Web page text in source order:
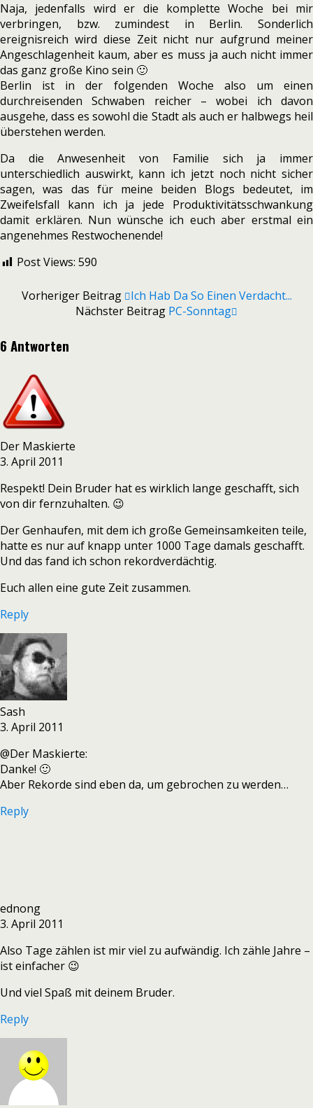
Naja, jedenfalls wird er die komplette Woche bei mir
verbringen, bzw. zumindest in Berlin. Sonderlich
ereignisreich wird diese Zeit nicht nur aufgrund meiner
Angeschlagenheit kaum, aber es muss ja auch nicht immer
das ganz große Kino sein 🙂
Berlin ist in der folgenden Woche also um einen
durchreisenden Schwaben reicher – wobei ich davon
ausgehe, dass es sowohl die Stadt als auch er halbwegs heil
überstehen werden.
Da die Anwesenheit von Familie sich ja immer
unterschiedlich auswirkt, kann ich jetzt noch nicht sicher
sagen, was das für meine beiden Blogs bedeutet, im
Zweifelsfall kann ich ja jede Produktivitätsschwankung
damit erklären. Nun wünsche ich euch aber erstmal ein
angenehmes Restwochenende!
Post Views: 590
Vorheriger Beitrag
Ich Hab Da So Einen Verdacht...
Nächster Beitrag PC-Sonntag
6 Antworten
Der Maskierte
3. April 2011
Respekt! Dein Bruder hat es wirklich lange geschafft, sich
von dir fernzuhalten. 😉
Der Genhaufen, mit dem ich große Gemeinsamkeiten teile,
hatte es nur auf knapp unter 1000 Tage damals geschafft.
Und das fand ich schon rekordverdächtig.
Euch allen eine gute Zeit zusammen.
Reply
Sash
3. April 2011
@Der Maskierte:
Danke! 🙂
Aber Rekorde sind eben da, um gebrochen zu werden…
Reply
ednong
3. April 2011
Also Tage zählen ist mir viel zu aufwändig. Ich zähle Jahre –
ist einfacher 😉
Und viel Spaß mit deinem Bruder.
Reply